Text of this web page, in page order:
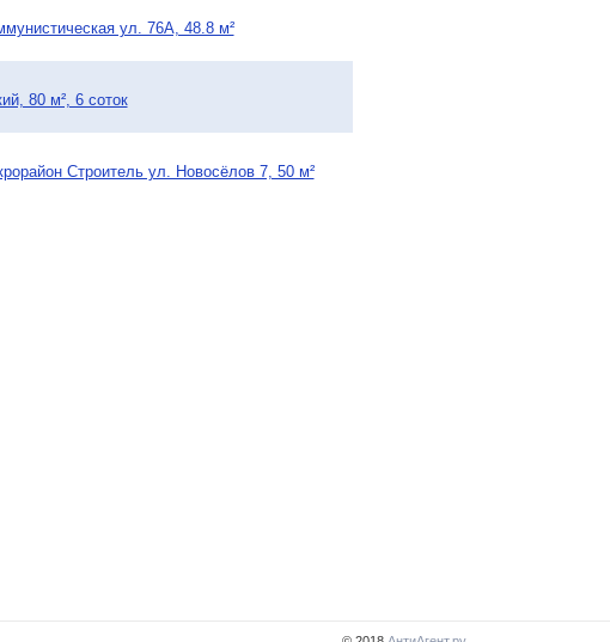
ул. 76А, 48.8 м²
80 м², 6 соток
Строитель ул. Новосёлов 7, 50 м²